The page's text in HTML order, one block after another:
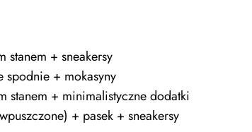
stanem + sneakersy
spodnie + mokasyny
stanem + minimalistyczne dodatki
+ pasek + sneakersy